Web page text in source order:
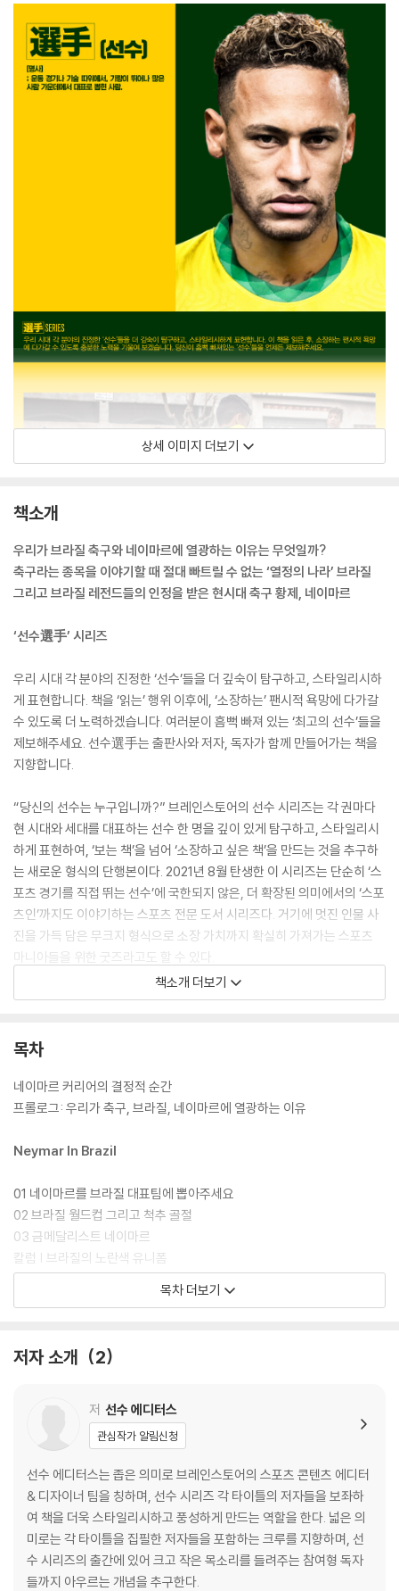
상세 이미지 더보기
책소개
우리가 브라질 축구와 네이마르에 열광하는 이유는 무엇일까?
축구라는 종목을 이야기할 때 절대 빠트릴 수 없는 ‘열정의 나라’ 브라질
그리고 브라질 레전드들의 인정을 받은 현시대 축구 황제, 네이마르
‘선수選手’ 시리즈
우리 시대 각 분야의 진정한 ‘선수’들을 더 깊숙이 탐구하고, 스타일리시하
게 표현합니다. 책을 ‘읽는’ 행위 이후에, ‘소장하는’ 팬시적 욕망에 다가갈
수 있도록 더 노력하겠습니다. 여러분이 흠뻑 빠져 있는 ‘최고의 선수’들을
제보해주세요. 선수選手는 출판사와 저자, 독자가 함께 만들어가는 책을
지향합니다.
“당신의 선수는 누구입니까?” 브레인스토어의 선수 시리즈는 각 권마다
현 시대와 세대를 대표하는 선수 한 명을 깊이 있게 탐구하고, 스타일리시
하게 표현하여, ‘보는 책’을 넘어 ‘소장하고 싶은 책’을 만드는 것을 추구하
는 새로운 형식의 단행본이다. 2021년 8월 탄생한 이 시리즈는 단순히 ‘스
포츠 경기를 직접 뛰는 선수’에 국한되지 않은, 더 확장된 의미에서의 ‘스포
츠인’까지도 이야기하는 스포츠 전문 도서 시리즈다. 거기에 멋진 인물 사
진을 가득 담은 무크지 형식으로 소장 가치까지 확실히 가져가는 스포츠
마니아들을 위한 굿즈라고도 할 수 있다.
이번 열다섯 번째 선수 시리즈는 축구를 사랑하는 사람이라면 빠져들 수밖
하는 차세대 축구 황제, 네이마르를 다루고 있다. 모두가 알듯이 축구는 영
건 유럽의 잉글랜드가 아닌 남아메리카의 브라질이다. 브라질 특유의 삼바
축구는 마치 삼바 리듬처럼 빠른 템포와 속도를 축구에 융화시켰다. 체계
듯 축구하는 모습은 이를 보는 사람들을 흥분시키기 충분하다. 삼바 축구
최다 우승을 차지한 건 바로 브라질이다. 브라질은 무려 5번(1958, 1962,
1970, 1994, 2002)이나 우승 트로피를 들었다. 그런 브라질을 현재 대표
하는 아이콘은 네이마르 주니오르다.
현재 브라질 축구를 이야기할 때 네이마르를 빼놓을 수 없다. 브라질 축구
가 도대체 무엇이냐고 묻는다면 네이마르의 활약을 보여주고 싶다. 경기
플레이 스타일이고, 곧 브라질 축구다. 유럽 축구가 공부만 잘하는 모범생
인물이다. 『네이마르 - 선수 15』를 통해 우리가 동경했던 그 시절 브라질
축구 스타들 그리고 브라질 축구가 왜 전 세계적으로 사랑을 받고 있는지
살펴보자. 축구를 사랑하는 사람이라면 브라질을 사랑할 수밖에 없다. 브
라질의 영롱한 노란색 유니폼 그리고 브라질의 축구 아이콘 네이마르에 대
해 알아 가다 보면, 분명 축구를 더 사랑하게 될 수밖에 없을 것이다.
책소개 더보기
목차
네이마르 커리어의 결정적 순간
프롤로그: 우리가 축구, 브라질, 네이마르에 열광하는 이유
Neymar In Brazil
01 네이마르를 브라질 대표팀에 뽑아주세요
02 브라질 월드컵 그리고 척추 골절
03 금메달리스트 네이마르
칼럼 | 브라질의 노란색 유니폼
02 브라질은 왜 축구를 잘할까
칼럼 | 브라질 축구의 악몽들
Brazil Super Star
01 새로운 스타가 필요한 브라질
02 브라질에 등장한 유튜브 스타
03 유럽으로 떠나는 남미 최고의 선수
칼럼 | 전 세계에서 가장 아름다운 골
칼럼 | 슈퍼스타의 아버지, 네이마르 시니어
목차 더보기
저자 소개 2
저 선수 에디터스
관심작가 알림신청
선수 에디터스는 좁은 의미로 브레인스토어의 스포츠 콘텐츠 에디터
& 디자이너 팀을 칭하며, 선수 시리즈 각 타이틀의 저자들을 보좌하
여 책을 더욱 스타일리시하고 풍성하게 만드는 역할을 한다. 넓은 의
미로는 각 타이틀을 집필한 저자들을 포함하는 크루를 지향하며, 선
수 시리즈의 출간에 있어 크고 작은 목소리를 들려주는 참여형 독자
들까지 아우르는 개념을 추구한다.